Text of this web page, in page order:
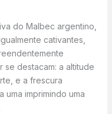
do Malbec argentino,
cativantes,
se destacam: a altitude
e a frescura
uma imprimindo uma